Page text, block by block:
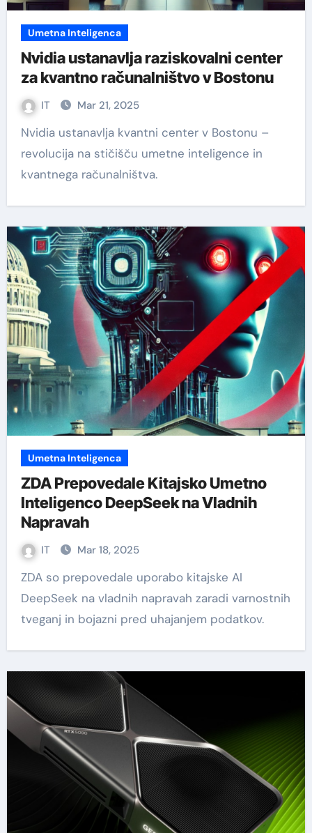
Umetna Inteligenca
Nvidia ustanavlja raziskovalni center
za kvantno računalništvo v Bostonu
IT Mar 21, 2025
Nvidia ustanavlja kvantni center v Bostonu –
revolucija na stičišču umetne inteligence in
kvantnega računalništva.
Umetna Inteligenca
ZDA Prepovedale Kitajsko Umetno
Inteligenco DeepSeek na Vladnih
Napravah
IT Mar 18, 2025
ZDA so prepovedale uporabo kitajske AI
DeepSeek na vladnih napravah zaradi varnostnih
tveganj in bojazni pred uhajanjem podatkov.